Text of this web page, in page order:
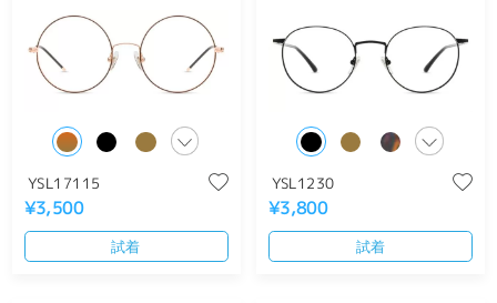
YSL17115
¥3,500
試着
YSL1230
¥3,800
試着